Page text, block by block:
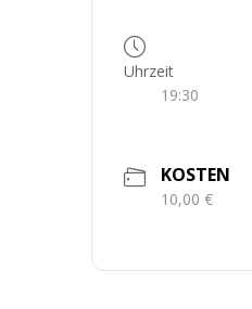
Uhrzeit
19:30
KOSTEN
10,00 €